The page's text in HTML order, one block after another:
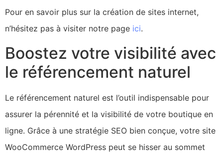
Pour en savoir plus sur la création de sites internet,
n’hésitez pas à visiter notre page ici.
Boostez votre visibilité avec
le référencement naturel
Le référencement naturel est l’outil indispensable pour
assurer la pérennité et la visibilité de votre boutique en
ligne. Grâce à une stratégie SEO bien conçue, votre site
WooCommerce WordPress peut se hisser au sommet